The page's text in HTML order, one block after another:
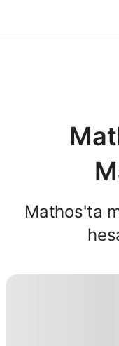
PDF Ödev
Çalışma
Mathos'ta